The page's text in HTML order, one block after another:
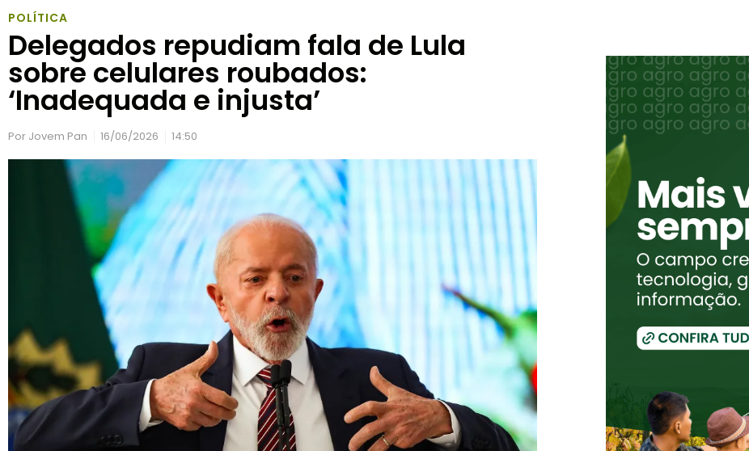
POLÍTICA
Delegados repudiam fala de Lula
sobre celulares roubados:
‘Inadequada e injusta’
Por Jovem Pan 16/06/2026 14:50